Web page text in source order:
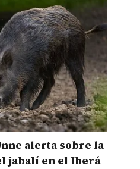
alerta sobre la
jabalí en el Iberá